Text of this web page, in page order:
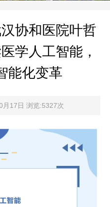
汉协和医院叶哲
学人工智能，
能化变革
月17日 浏览:5327次